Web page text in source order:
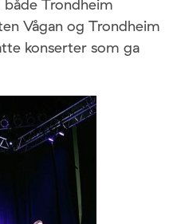
Trondheim
Vågan og Trondheim
konserter som ga